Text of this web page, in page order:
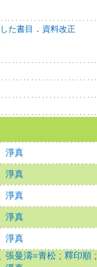
た書目 ． 資料改正
淨真
淨真
淨真
淨真
淨真
張曼濤=青松 ; 釋印順